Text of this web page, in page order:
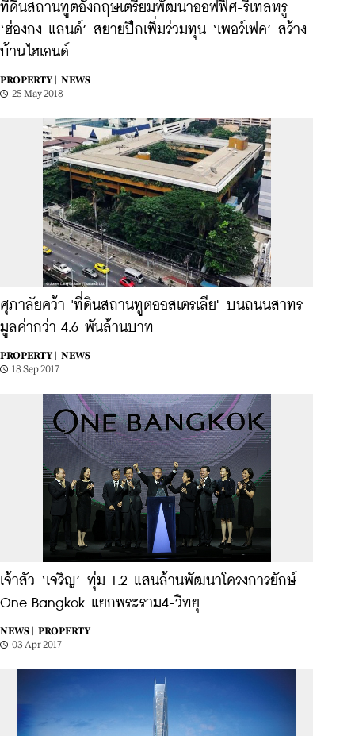
ที่ดินสถานทูตอังกฤษเตรียมพัฒนาออฟฟิศ-รีเทลหรู
‘ฮ่องกง แลนด์’ สยายปีกเพิ่มร่วมทุน ‘เพอร์เฟค’ สร้าง
บ้านไฮเอนด์
PROPERTY |
NEWS
25 May 2018
ศุภาลัยคว้า "ที่ดินสถานทูตออสเตรเลีย" บนถนนสาทร
มูลค่ากว่า 4.6 พันล้านบาท
PROPERTY |
NEWS
18 Sep 2017
เจ้าสัว ‘เจริญ’ ทุ่ม 1.2 แสนล้านพัฒนาโครงการยักษ์
One Bangkok แยกพระราม4-วิทยุ
NEWS |
PROPERTY
03 Apr 2017